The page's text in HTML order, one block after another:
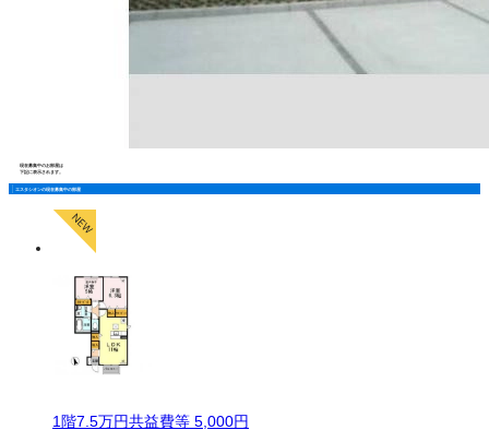
現在募集中のお部屋は
下記に表示されます。
エスタシオンの現在募集中の部屋
1階7.5万円共益費等 5,000円